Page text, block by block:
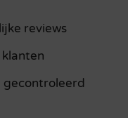
reviews
gecontroleerd